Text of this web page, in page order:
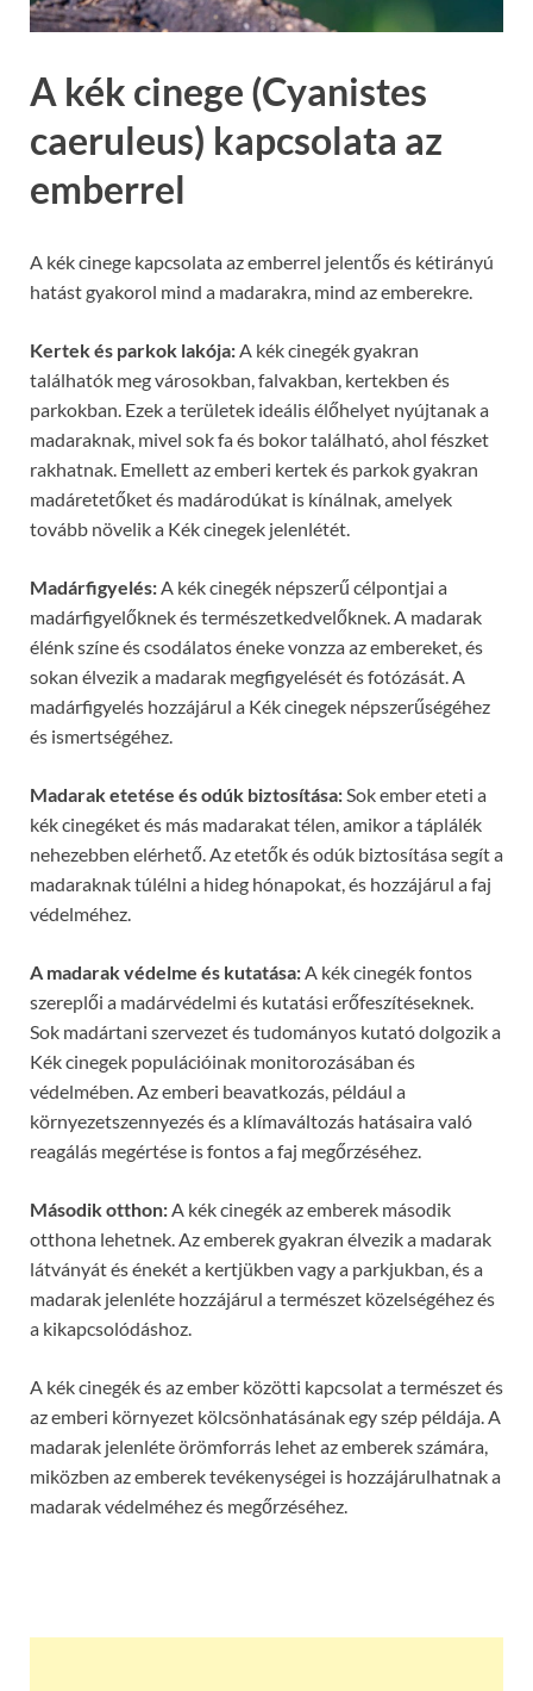
A kék cinege (Cyanistes
caeruleus) kapcsolata az
emberrel
A kék cinege kapcsolata az emberrel jelentős és kétirányú
hatást gyakorol mind a madarakra, mind az emberekre.
Kertek és parkok lakója:A kék cinegék gyakran
találhatók meg városokban, falvakban, kertekben és
parkokban. Ezek a területek ideális élőhelyet nyújtanak a
madaraknak, mivel sok fa és bokor található, ahol fészket
rakhatnak. Emellett az emberi kertek és parkok gyakran
madáretetőket és madárodúkat is kínálnak, amelyek
tovább növelik a Kék cinegek jelenlétét.
Madárfigyelés:A kék cinegék népszerű célpontjai a
madárfigyelőknek és természetkedvelőknek. A madarak
élénk színe és csodálatos éneke vonzza az embereket, és
sokan élvezik a madarak megfigyelését és fotózását. A
madárfigyelés hozzájárul a Kék cinegek népszerűségéhez
és ismertségéhez.
Madarak etetése és odúk biztosítása:Sok ember eteti a
kék cinegéket és más madarakat télen, amikor a táplálék
nehezebben elérhető. Az etetők és odúk biztosítása segít a
madaraknak túlélni a hideg hónapokat, és hozzájárul a faj
védelméhez.
A madarak védelme és kutatása:A kék cinegék fontos
szereplői a madárvédelmi és kutatási erőfeszítéseknek.
Sok madártani szervezet és tudományos kutató dolgozik a
Kék cinegek populációinak monitorozásában és
védelmében. Az emberi beavatkozás, például a
környezetszennyezés és a klímaváltozás hatásaira való
reagálás megértése is fontos a faj megőrzéséhez.
Második otthon:A kék cinegék az emberek második
otthona lehetnek. Az emberek gyakran élvezik a madarak
látványát és énekét a kertjükben vagy a parkjukban, és a
madarak jelenléte hozzájárul a természet közelségéhez és
a kikapcsolódáshoz.
A kék cinegék és az ember közötti kapcsolat a természet és
az emberi környezet kölcsönhatásának egy szép példája. A
madarak jelenléte örömforrás lehet az emberek számára,
miközben az emberek tevékenységei is hozzájárulhatnak a
madarak védelméhez és megőrzéséhez.